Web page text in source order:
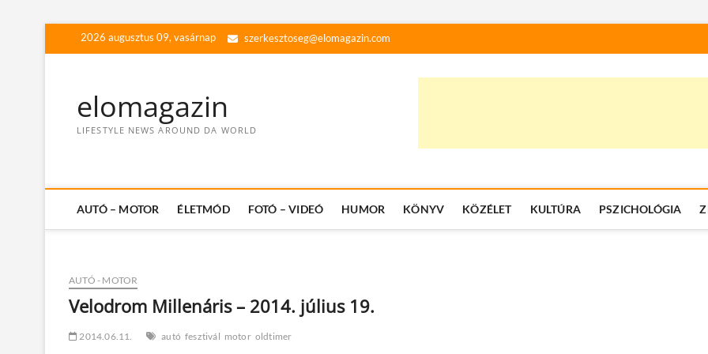
2026 augusztus 09, vasárnap szerkesztoseg@elomagazin.com
elomagazin
LIFESTYLE NEWS AROUND DA WORLD
AUTÓ – MOTOR ÉLETMÓD FOTÓ – VIDEÓ HUMOR KÖNYV KÖZÉLET KULTÚRA PSZICHOLÓGIA
AUTÓ - MOTOR
Velodrom Millenáris – 2014. július 19.
2014.06.11. autó fesztivál motor oldtimer